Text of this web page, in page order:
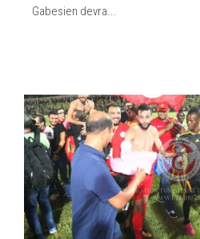
Gabesien devra...